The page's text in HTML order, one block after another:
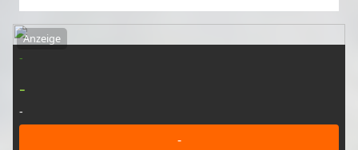
Anzeige
-
-
-
-